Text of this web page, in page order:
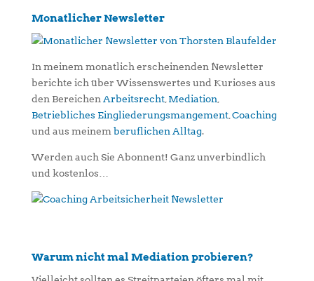
Monatlicher Newsletter
In meinem monatlich erscheinenden Newsletter
berichte ich über Wissenswertes und Kurioses aus
den BereichenArbeitsrecht,Mediation,
Betriebliches Eingliederungsmangement,Coaching
und aus meinemberuflichen Alltag.
Werden auch Sie Abonnent! Ganz unverbindlich
und kostenlos…
Warum nicht mal Mediation probieren?